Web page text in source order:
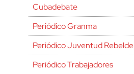
Cubadebate
Periódico Granma
Periódico Juventud Rebelde
Periódico Trabajadores